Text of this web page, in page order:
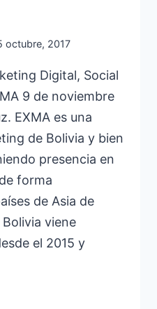
octubre, 2017
Digital, Social
9 de noviembre
EXMA es una
de Bolivia y bien
presencia en
forma
de Asia de
viene
el 2015 y